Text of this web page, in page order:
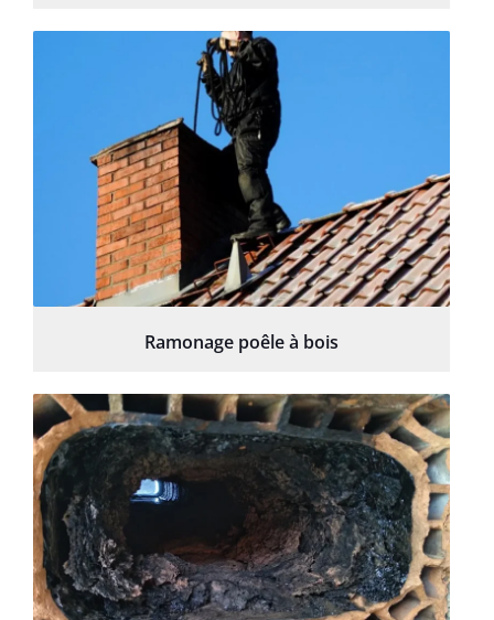
Ramonage poêle à bois